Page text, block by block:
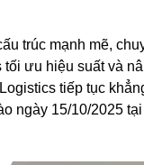
trúc mạnh mẽ,
ưu hiệu suất và
tiếp tục
ngày 15/10/2025